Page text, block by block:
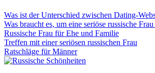
Was ist der Unterschied zwischen Dating-
Was braucht es, um eine seriöse russische
Russische Frau für Ehe und Familie
Treffen mit einer seriösen russischen Frau
Ratschläge für Männer